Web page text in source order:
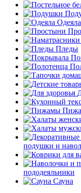
Одеяла
Пледы
подушки и
пододеяльники
Сауна